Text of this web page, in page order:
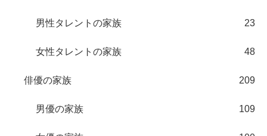
男性タレントの家族 23
女性タレントの家族 48
俳優の家族 209
男優の家族 109